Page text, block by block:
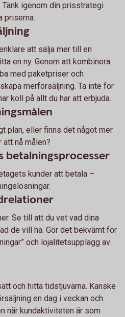
igenom din prisstrategi
priserna.
att sälja mer till en
en ny. Genom att kombinera
med paketpriser och
merförsäljning. Ta inte för
koll på allt du har att erbjuda.
plan, eller finns det något mer
nå målen?
betalningsprocesser
kunder att betala –
Se till att du vet vad dina
de vill ha. Gör det bekvämt för
och lojalitetsupplägg av
och hitta tidstjuvarna. Kanske
en dag i veckan och
när kundaktiviteten är som